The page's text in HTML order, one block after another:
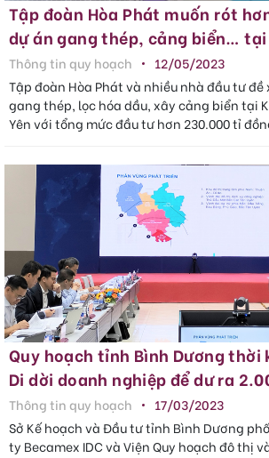
Tập đoàn Hòa Phát muốn rót
dự án gang thép, cảng biển… tại
Thông tin quy hoạch
12/05/2023
Tập đoàn Hòa Phát và nhiều nhà đầu tư
gang thép, lọc hóa dầu, xây cảng biển tại
Yên với tổng mức đầu tư hơn 230.000 tỉ
Quy hoạch tỉnh Bình Dương
Di dời doanh nghiệp để dư ra
đô thị, dịch vụ cho Thuận An và
Thông tin quy hoạch
17/03/2023
Sở Kế hoạch và Đầu tư tỉnh Bình Dương
ty Becamex IDC và Viện Quy hoạch đô thị